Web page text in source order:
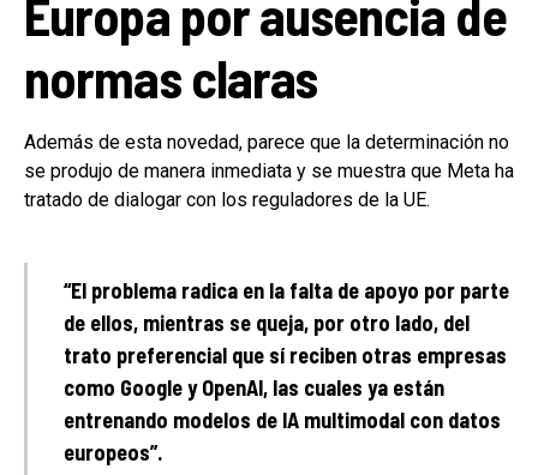
Europa por ausencia de
normas claras
Además de esta novedad, parece que la determinación no
se produjo de manera inmediata y se muestra que Meta ha
tratado de dialogar con los reguladores de la UE.
“El problema radica en la falta de apoyo por parte
de ellos, mientras se queja, por otro lado, del
trato preferencial que sí reciben otras empresas
como Google y OpenAI, las cuales ya están
entrenando modelos de IA multimodal con datos
europeos”.